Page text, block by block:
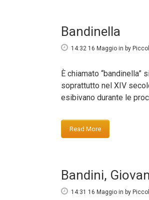
Bandinella
14:32 16 Maggio in by
È chiamato
soprattutto nel XIV
esibivano durante le
Read More
Bandini,
14:31 16 Maggio in by